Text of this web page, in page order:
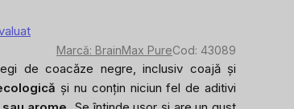
Marcă: BrainMax PureCod: 43089
de coacăze negre, inclusiv coajă și
și nu conțin niciun fel de aditivi